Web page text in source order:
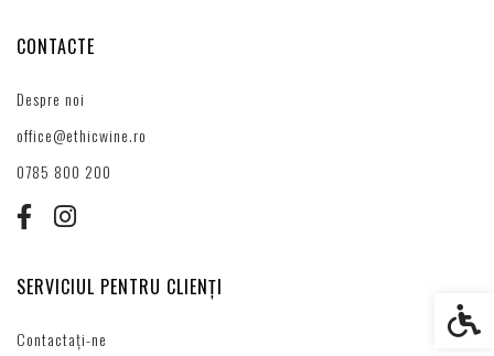
CONTACTE
Despre noi
office@ethicwine.ro
0785 800 200
SERVICIUL PENTRU CLIENȚI
Contactați-ne
Setări